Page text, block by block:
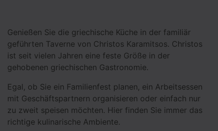
Genießen Sie die griechische Küche in der familiär
geführten Taverne von Christos Karamitsos. Christos
ist seit vielen Jahren eine feste Größe in der
gehobenen griechischen Gastronomie.
Egal, ob Sie ein Familienfest planen, ein Arbeitsessen
mit Geschäftspartnern organisieren oder einfach nur
zu zweit speisen möchten. Hier finden Sie immer das
richtige kulinarische Ambiente.